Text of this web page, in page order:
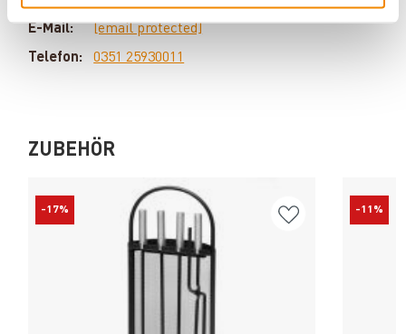
Produkten? Dann kontaktieren Sie uns gern unter:
E-Mail:
[email protected]
Telefon:
0351 25930011
ZUBEHÖR
-17% -11%